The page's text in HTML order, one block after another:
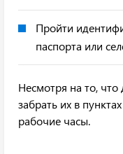
Пройти
паспорта или
Несмотря на то, что
забрать их в
рабочие часы.